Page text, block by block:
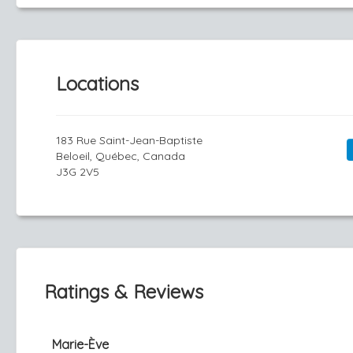
Locations
183 Rue Saint-Jean-Baptiste
Beloeil, Québec, Canada
J3G 2V5
Ratings & Reviews
Marie-Ève